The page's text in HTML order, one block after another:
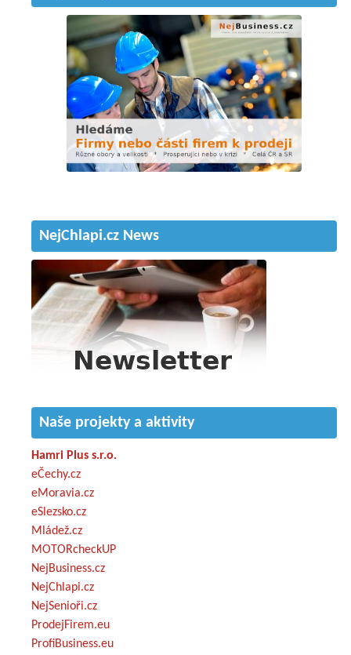
NejChlapi.cz News
Naše projekty a aktivity
Hamri Plus s.r.o.
eČechy.cz
eMoravia.cz
eSlezsko.cz
Mládež.cz
MOTORcheckUP
NejBusiness.cz
NejChlapi.cz
NejSenioři.cz
ProdejFirem.eu
ProfiBusiness.eu